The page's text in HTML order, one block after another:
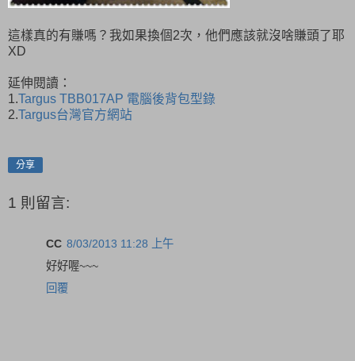
這樣真的有賺嗎？我如果換個2次，他們應該就沒啥賺頭了耶
XD
延伸閱讀：
1.Targus TBB017AP 電腦後背包型錄
2.Targus台灣官方網站
分享
1 則留言:
CC 8/03/2013 11:28 上午
好好喔~~~
回覆